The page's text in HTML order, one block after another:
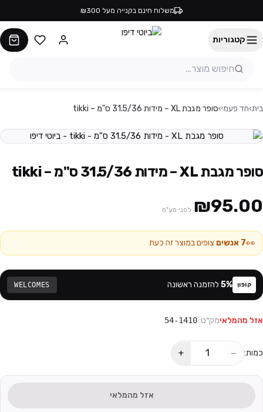
משלוח חינם בקנייה מעל ₪300
קטגוריות
בית›חד פעמי›סופר מגבת XL – מידות 31.5/36 ס"מ – tikki
סופר מגבת XL – מידות 31.5/36 ס"מ – tikki
₪95.00 לפני מע"מ
👀
7 אנשים צופים במוצר זה כעת
קופון 5% להזמנה ראשונה WELCOMES
אזל מהמלאימק״ט:54-1410
כמות: −
+
אזל מהמלאי